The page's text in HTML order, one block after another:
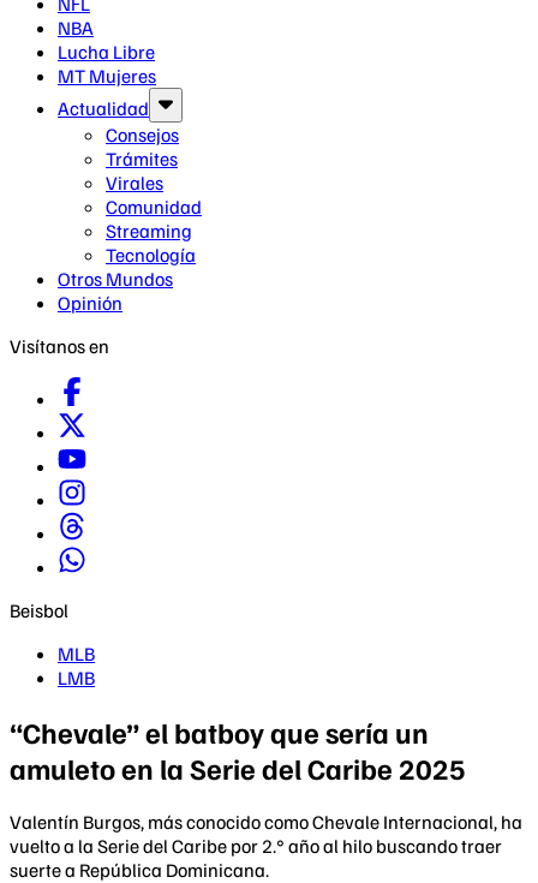
NBA
Lucha Libre
MT Mujeres
Actualidad
Consejos
Trámites
Virales
Comunidad
Streaming
Tecnología
Otros Mundos
Opinión
Visítanos en
Beisbol
MLB
LMB
“Chevale” el batboy que sería un
amuleto en la Serie del Caribe 2025
Valentín Burgos, más conocido como Chevale Internacional, ha
vuelto a la Serie del Caribe por 2.° año al hilo buscando traer
suerte a República Dominicana.